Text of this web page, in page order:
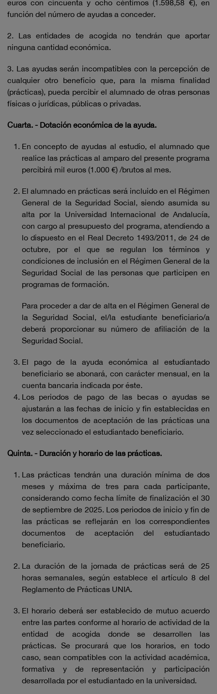
euros con cincuenta y ocho céntimos (1.598,58 €), en
función del número de ayudas a conceder.
2. Las entidades de acogida no tendrán que aportar
ninguna cantidad económica.
3. Las ayudas serán incompatibles con la percepción de
cualquier otro beneficio que, para la misma finalidad
(prácticas), pueda percibir el alumnado de otras personas
físicas o jurídicas, públicas o privadas.
Cuarta. - Dotación económica de la ayuda.
En concepto de ayudas al estudio, el alumnado que
realice las prácticas al amparo del presente programa
percibirá mil euros (1.000 €) /brutos al mes.
El alumnado en prácticas será incluido en el Régimen
General de la Seguridad Social, siendo asumida su
alta por la Universidad Internacional de Andalucía,
con cargo al presupuesto del programa, atendiendo a
lo dispuesto en el Real Decreto 1493/2011, de 24 de
octubre, por el que se regulan los términos y
condiciones de inclusión en el Régimen General de la
Seguridad Social de las personas que participen en
programas de formación.
Para proceder a dar de alta en el Régimen General de
la Seguridad Social, el/la estudiante beneficiario/a
deberá proporcionar su número de afiliación de la
Seguridad Social.
El pago de la ayuda económica al estudiantado
beneficiario se abonará, con carácter mensual, en la
cuenta bancaria indicada por éste.
Los periodos de pago de las becas o ayudas se
ajustarán a las fechas de inicio y fin establecidas en
los documentos de aceptación de las prácticas una
vez seleccionado el estudiantado beneficiario.
Quinta. - Duración y horario de las prácticas.
Las prácticas tendrán una duración mínima de dos
meses y máxima de tres para cada participante,
considerando como fecha límite de finalización el 30
de septiembre de 2025. Los periodos de inicio y fin de
las prácticas se reflejarán en los correspondientes
documentos de aceptación del estudiantado
beneficiario.
La duración de la jornada de prácticas será de 25
horas semanales, según establece el artículo 8 del
Reglamento de Prácticas UNIA.
El horario deberá ser establecido de mutuo acuerdo
entre las partes conforme al horario de actividad de la
entidad de acogida donde se desarrollen las
prácticas. Se procurará que los horarios, en todo
caso, sean compatibles con la actividad académica,
formativa y de representación y participación
desarrollada por el estudiantado en la universidad.